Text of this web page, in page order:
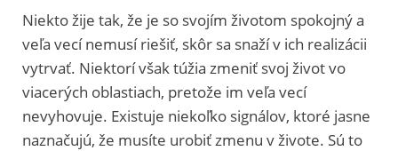
Niekto žije tak, že je so svojím životom spokojný a
veľa vecí nemusí riešiť, skôr sa snaží v ich realizácii
vytrvať. Niektorí však túžia zmeniť svoj život vo
viacerých oblastiach, pretože im veľa vecí
nevyhovuje. Existuje niekoľko signálov, ktoré jasne
naznačujú, že musíte urobiť zmenu v živote. Sú to